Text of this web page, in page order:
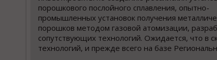
порошкового послойного сплавления, опытно-
промышленных установок получения
порошков методом газовой атомизации,
сопутствующих технологий. Ожидается, что в
технологий, и прежде всего на базе